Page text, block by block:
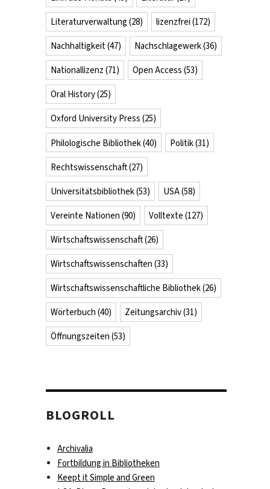
Literaturverwaltung (28) lizenzfrei (172)
Nachhaltigkeit(47) Nachschlagewerk(36)
Nationallizenz (71) Open Access (53)
Oral History(25)
Oxford University Press (25)
Philologische Bibliothek(40) Politik(31)
Rechtswissenschaft(27)
Universitätsbibliothek(53) USA(58)
Vereinte Nationen (90) Volltexte (127)
Wirtschaftswissenschaft(26)
Wirtschaftswissenschaften (33)
Wirtschaftswissenschaftliche Bibliothek(26)
Wörterbuch (40) Zeitungsarchiv(31)
Öffnungszeiten (53)
BLOGROLL
Archivalia
Fortbildung in Bibliotheken
Keept it Simple and Green